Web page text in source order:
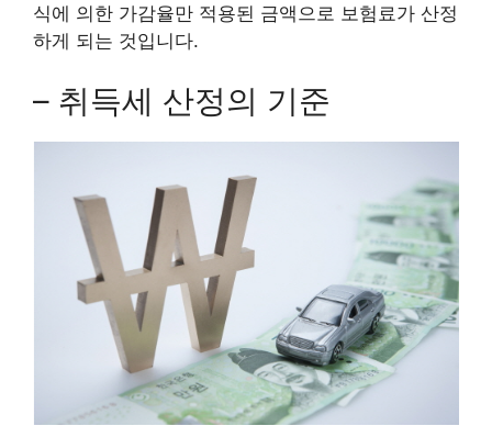
식에 의한 가감율만 적용된 금액으로 보험료가 산정
하게 되는 것입니다.
– 취득세 산정의 기준